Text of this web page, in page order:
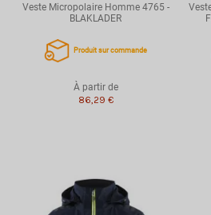
Veste Micropolaire Homme 4765 -
BLAKLADER
Produit sur commande
À partir de
86,29 €